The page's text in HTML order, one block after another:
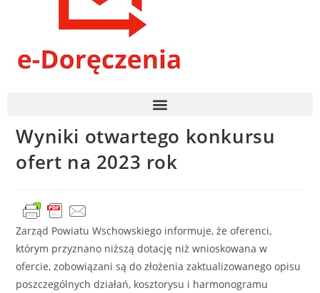
Wyniki otwartego konkursu
ofert na 2023 rok
Zarząd Powiatu Wschowskiego informuje, że oferenci,
którym przyznano niższą dotację niż wnioskowana w
ofercie, zobowiązani są do złożenia zaktualizowanego opisu
poszczególnych działań, kosztorysu i harmonogramu